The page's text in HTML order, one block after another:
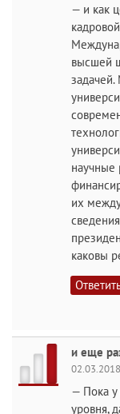
— и как
высшей
научные
их
каковы
и еще
— Пока у
уровня,